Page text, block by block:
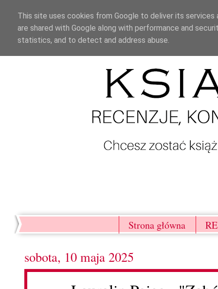
Strona główna
sobota, 10 maja 2025
This site uses cookies from Google to deliver its
are shared with Google along with performance and
statistics, and to detect and address abuse.